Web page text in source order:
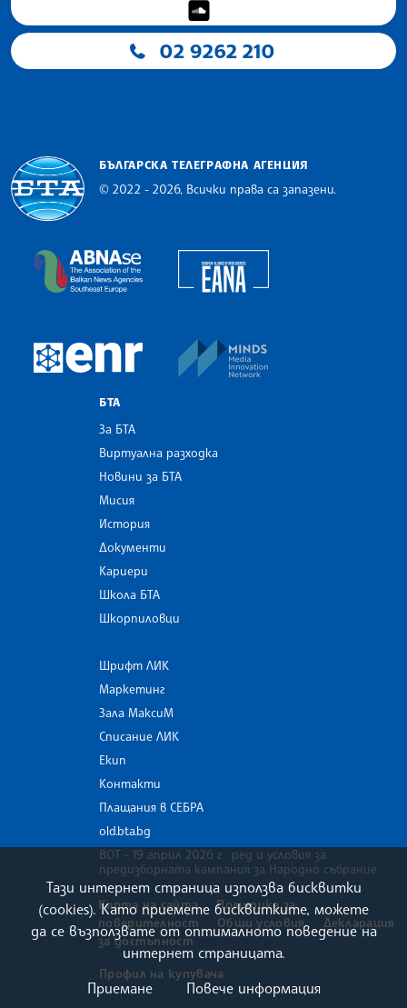
02 9262 210
БЪЛГАРСКА ТЕЛЕГРАФНА АГЕНЦИЯ
© 2022 - 2026, Всички права са запазени.
The Assocoation of the Balkan News Agencies
European Newsroom
БТА
За БТА
Виртуална разходка
Новини за БТА
Мисия
История
Документи
Кариери
Школа БТА
Шкорпиловци
Шрифт ЛИК
Маркетинг
Зала МаксиМ
Списание ЛИК
Екип
Контакти
Плащания в СЕБРА
old.bta.bg
ВОТ - 19 април 2026 г . ред и условия за
предизборната кампания за Народно събрание
Карта на сайта
Политика за
поверителност
Общи условия
Декларация
за достъпност
Профил на купувача
Тази интернет страница използва бисквитки
(cookies). Като приемете бисквитките, можете
да се възползвате от оптималното поведение на
интернет страницата.
Приемане
Повече информация